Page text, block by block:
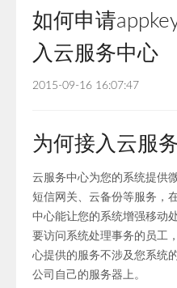
动态
创业平台
关于
如何申请
入云服务中心
2015-09-16 16:07:47
为何接入云服
云服务中心为您的系统提供
短信网关、云备份等服务，
中心能让您的系统增强移动
要访问系统处理事务的员工
心提供的服务不涉及您系统
公司自己的服务器上。